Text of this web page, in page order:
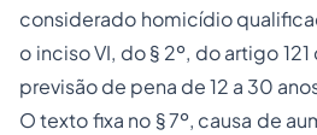
considerado homicídio
o inciso VI, do § 2º, do artigo
previsão de pena de 12 a 30
O texto fixa no § 7º, causa de